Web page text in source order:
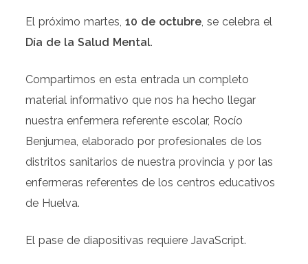
El próximo martes,10 de octubre, se celebra el
Día de la Salud Mental.
Compartimos en esta entrada un completo
material informativo que nos ha hecho llegar
nuestra enfermera referente escolar, Rocío
Benjumea, elaborado por profesionales de los
distritos sanitarios de nuestra provincia y por las
enfermeras referentes de los centros educativos
de Huelva.
El pase de diapositivas requiere JavaScript.